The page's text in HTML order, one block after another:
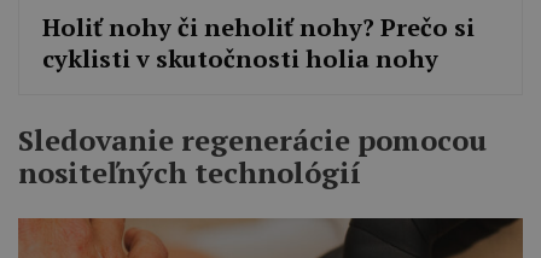
Holiť nohy či neholiť nohy? Prečo si
cyklisti v skutočnosti holia nohy
Sledovanie regenerácie pomocou
nositeľných technológií